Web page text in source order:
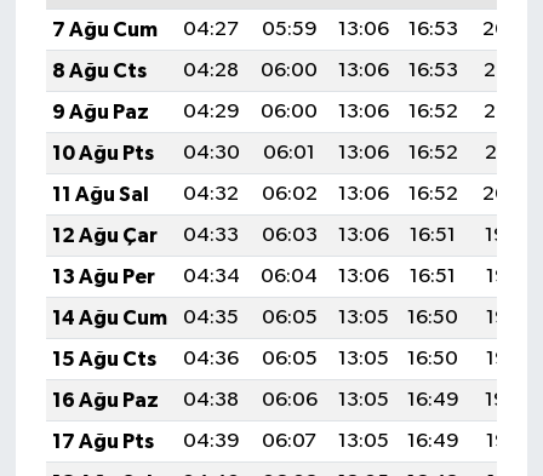
7 Ağu Cum
04:27 05:59 13:06 16:53
20:04
8 Ağu Cts
04:28 06:00 13:06 16:53
20:03
9 Ağu Paz
04:29 06:00 13:06 16:52
20:02
10 Ağu Pts
04:30 06:01 13:06 16:52
20:01
11 Ağu Sal
04:32 06:02 13:06 16:52
20:00
12 Ağu Çar
04:33 06:03 13:06 16:51
19:59
13 Ağu Per
04:34 06:04 13:06 16:51
19:58
14 Ağu Cum
04:35 06:05 13:05 16:50
19:56
15 Ağu Cts
04:36 06:05 13:05 16:50
19:55
16 Ağu Paz
04:38 06:06 13:05 16:49
19:54
17 Ağu Pts
04:39 06:07 13:05 16:49
19:53